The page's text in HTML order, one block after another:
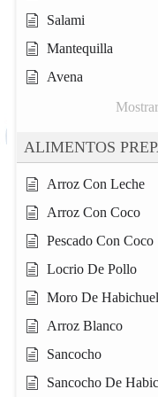
Salami
Mantequilla
Avena
ALIMENTOS
Arroz Con Leche
Arroz Con Coco
Pescado Con Coco
Locrio De Pollo
Moro De
Arroz Blanco
Sancocho
Sancocho De